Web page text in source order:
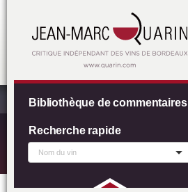
Bibliothèque de commentaires
Recherche rapide